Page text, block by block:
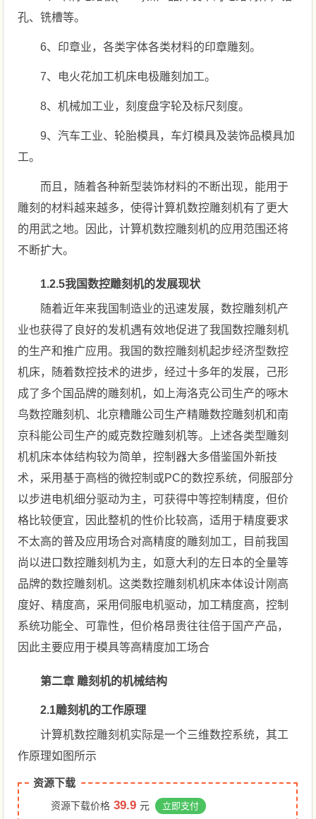
孔、铣槽等。
6、印章业，各类字体各类材料的印章雕刻。
7、电火花加工机床电极雕刻加工。
8、机械加工业，刻度盘字轮及标尺刻度。
9、汽车工业、轮胎模具，车灯模具及装饰品模具加
工。
而且，随着各种新型装饰材料的不断出现，能用于
雕刻的材料越来越多，使得计算机数控雕刻机有了更大
的用武之地。因此，计算机数控雕刻机的应用范围还将
不断扩大。
1.2.5我国数控雕刻机的发展现状
随着近年来我国制造业的迅速发展，数控雕刻机产
业也获得了良好的发机遇有效地促进了我国数控雕刻机
的生产和推广应用。我国的数控雕刻机起步经济型数控
机床，随着数控技术的进步，经过十多年的发展，己形
成了多个国品牌的雕刻机，如上海洛克公司生产的啄木
鸟数控雕刻机、北京糟雕公司生产精雕数控雕刻机和南
京科能公司生产的威克数控雕刻机等。上述各类型雕刻
机机床本体结构较为简单，控制器大多借鉴国外新技
术，采用基于高档的微控制或PC的数控系统，伺服部分
以步进电机细分驱动为主，可获得中等控制精度，但价
格比较便宜，因此整机的性价比较高，适用于精度要求
不太高的普及应用场合对高精度的雕刻加工，目前我国
尚以进口数控雕刻机为主，如意大利的左日本的全量等
品牌的数控雕刻机。这类数控雕刻机机床本体设计刚高
度好、精度高，采用伺服电机驱动，加工精度高，控制
系统功能全、可靠性，但价格昂贵往往倍于国产产品，
因此主要应用于模具等高精度加工场合
第二章 雕刻机的机械结构
2.1雕刻机的工作原理
计算机数控雕刻机实际是一个三维数控系统，其工
作原理如图所示
资源下载
资源下载价格 39.9 元 立即支付